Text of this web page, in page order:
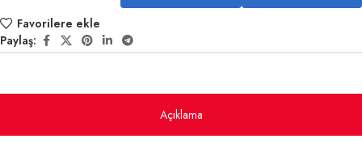
Favorilere ekle
Paylaş:
Açıklama